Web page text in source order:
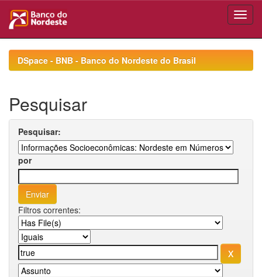
navigationDSpace - BNB - Banco do Nordeste do Brasil
Pesquisar
Pesquisar:
por
Filtros correntes: